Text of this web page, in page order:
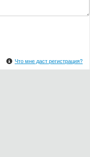
Что мне даст регистрация?